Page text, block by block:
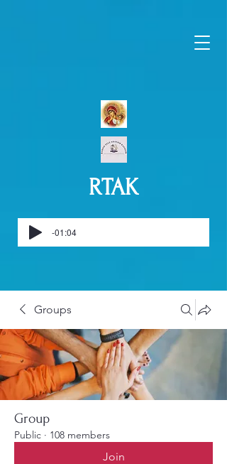
RTAK
-01:04
Groups
Group
Public · 108 members
Join